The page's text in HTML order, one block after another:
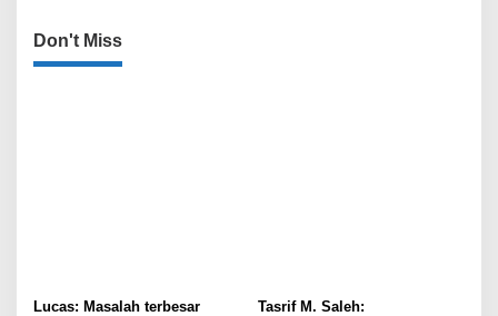
Don't Miss
Lucas: Masalah terbesar
Tasrif M. Saleh: